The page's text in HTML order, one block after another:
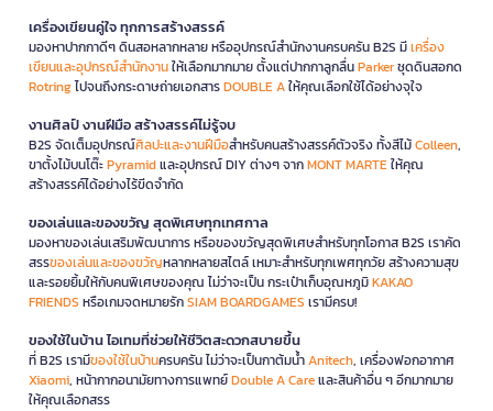
เครื่องเขียนคู่ใจ ทุกการสร้างสรรค์
มองหาปากกาดีๆ ดินสอหลากหลาย หรืออุปกรณ์สำนักงานครบครัน B2S มีเครื่อง
เขียนและอุปกรณ์สำนักงานให้เลือกมากมาย ตั้งแต่ปากกาลูกลื่นParkerชุดดินสอกด
Rotringไปจนถึงกระดาษถ่ายเอกสารDOUBLE Aให้คุณเลือกใช้ได้อย่างจุใจ
งานศิลป์ งานฝีมือ สร้างสรรค์ไม่รู้จบ
B2S จัดเต็มอุปกรณ์ศิลปะและงานฝีมือสำหรับคนสร้างสรรค์ตัวจริง ทั้งสีไม้Colleen,
ขาตั้งไม้บนโต๊ะPyramidและอุปกรณ์ DIY ต่างๆ จากMONT MARTEให้คุณ
สร้างสรรค์ได้อย่างไร้ขีดจำกัด
ของเล่นและของขวัญ สุดพิเศษทุกเทศกาล
มองหาของเล่นเสริมพัฒนาการ หรือของขวัญสุดพิเศษสำหรับทุกโอกาส B2S เราคัด
สรรของเล่นและของขวัญหลากหลายสไตล์ เหมาะสำหรับทุกเพศทุกวัย สร้างความสุข
และรอยยิ้มให้กับคนพิเศษของคุณ ไม่ว่าจะเป็น กระเป๋าเก็บอุณหภูมิKAKAO
FRIENDS หรือเกมจดหมายรักSIAM BOARDGAMES เรามีครบ!
ของใช้ในบ้าน ไอเทมที่ช่วยให้ชีวิตสะดวกสบายขึ้น
ที่ B2S เรามีของใช้ในบ้านครบครัน ไม่ว่าจะเป็นกาต้มน้ำAnitech, เครื่องฟอกอากาศ
Xiaomi, หน้ากากอนามัยทางการแพทย์Double A Careและสินค้าอื่น ๆ อีกมากมาย
ให้คุณเลือกสรร